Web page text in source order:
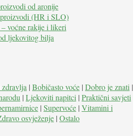
od aronije
(HR i SLO)
voćne rakije i likeri
ljekovitog bilja
| Bobičasto voće | Dobro je znati |
| Ljekoviti napitci | Praktični savjeti
| Supervoće | Vitamini i
osvježenje | Ostalo